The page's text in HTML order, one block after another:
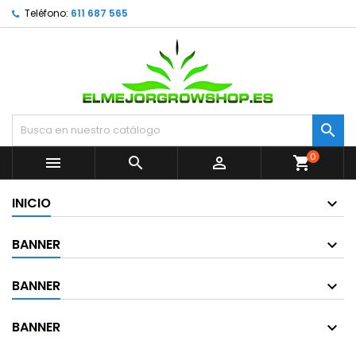
Teléfono: 611 687 565


  shopping_cart0
INICIO
BANNER
BANNER
BANNER